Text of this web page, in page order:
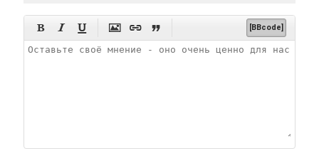
      [BBcode]